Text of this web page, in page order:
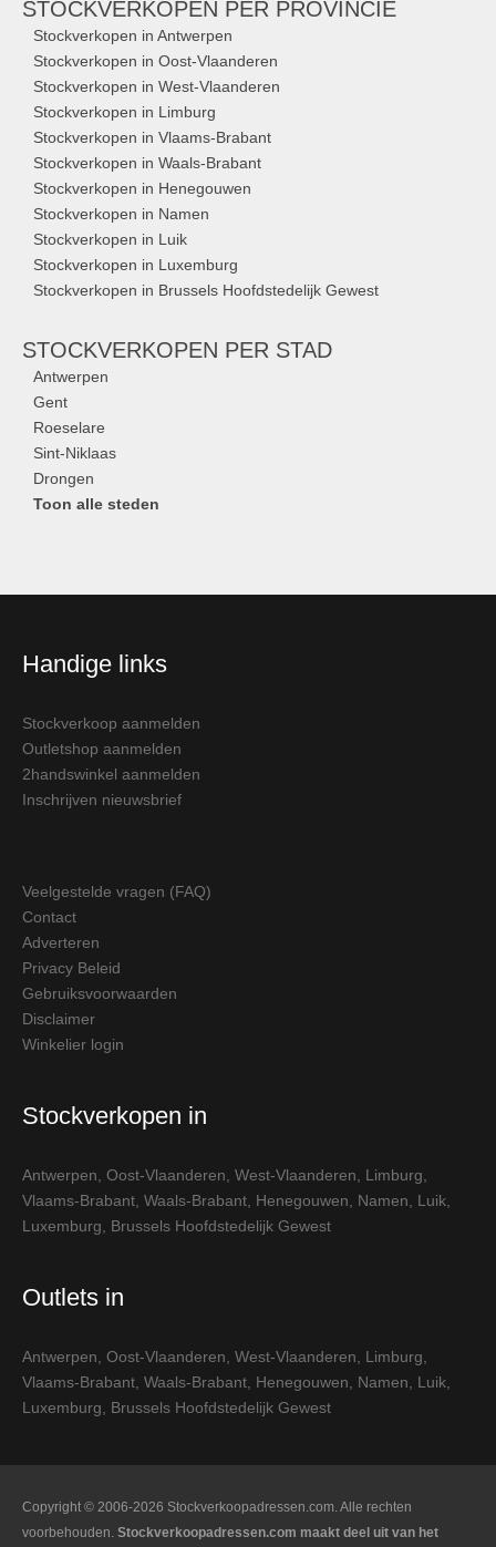
STOCKVERKOPEN PER PROVINCIE
Stockverkopen in Antwerpen
Stockverkopen in Oost-Vlaanderen
Stockverkopen in West-Vlaanderen
Stockverkopen in Limburg
Stockverkopen in Vlaams-Brabant
Stockverkopen in Waals-Brabant
Stockverkopen in Henegouwen
Stockverkopen in Namen
Stockverkopen in Luik
Stockverkopen in Luxemburg
Stockverkopen in Brussels Hoofdstedelijk Gewest
STOCKVERKOPEN PER STAD
Antwerpen
Gent
Roeselare
Sint-Niklaas
Drongen
Toon alle steden
Handige links
Stockverkoop aanmelden
Outletshop aanmelden
2handswinkel aanmelden
Inschrijven nieuwsbrief
Veelgestelde vragen (FAQ)
Contact
Adverteren
Privacy Beleid
Gebruiksvoorwaarden
Disclaimer
Winkelier login
Stockverkopen in
Antwerpen Oost-Vlaanderen West-Vlaanderen Limburg
Vlaams-Brabant Waals-Brabant Henegouwen Namen Luik
Luxemburg
Brussels Hoofdstedelijk Gewest
Outlets in
Antwerpen Oost-Vlaanderen West-Vlaanderen Limburg
Vlaams-Brabant Waals-Brabant Henegouwen Namen Luik
Luxemburg
Brussels Hoofdstedelijk Gewest
Copyright © 2006-2026 Stockverkoopadressen.com. Alle rechten
voorbehouden. Stockverkoopadressen.com maakt deel uit van het